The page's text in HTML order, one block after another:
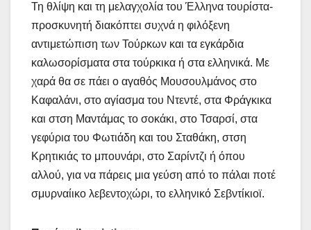
Τη θλίψη και τη μελαγχολία του Έλληνα τουρίστα-
προσκυνητή διακόπτει συχνά η φιλόξενη
αντιμετώπιση των Τούρκων και τα εγκάρδια
καλωσορίσματα στα τούρκικα ή στα ελληνικά. Με
χαρά θα σε πάει ο αγαθός Μουσουλμάνος στο
Καφαλάνι, στο αγίασμα του Ντεντέ, στα Φράγκικα
και στση Μαντάμας το σοκάκι, στο Τσαρσί, στα
γεφύρια του Φωτιάδη και του Σταθάκη, στση
Κρητικιάς το μπουνάρι, στο Σαρίντζι ή όπου
αλλού, για να πάρεις μια γεύση από το πάλαι ποτέ
σμυρναίικο λεβεντοχώρι, το ελληνικό Σεβντίκιοϊ.